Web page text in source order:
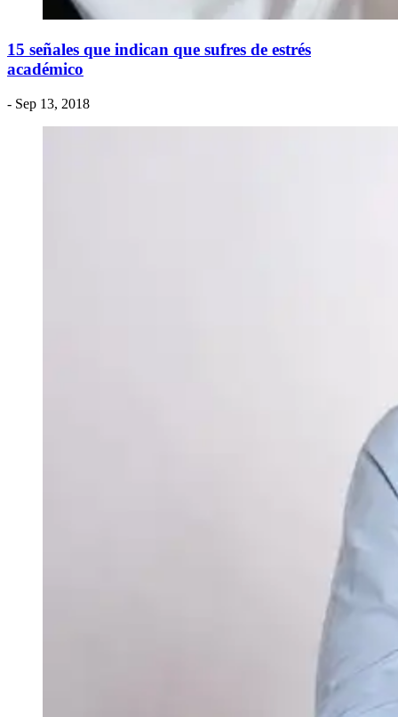
15 señales que indican que sufres de estrés
académico
- Sep 13, 2018